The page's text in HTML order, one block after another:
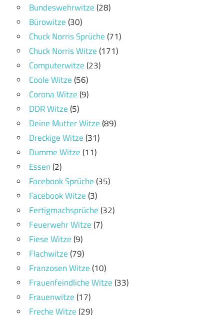
Bundeswehrwitze(28)
Bürowitze(30)
Chuck Norris Sprüche(71)
Chuck Norris Witze(171)
Computerwitze(23)
Coole Witze(56)
Corona Witze(9)
DDR Witze(5)
Deine Mutter Witze(89)
Dreckige Witze(31)
Dumme Witze(11)
Essen(2)
Facebook Sprüche(35)
Facebook Witze(3)
Fertigmachsprüche(32)
Feuerwehr Witze(7)
Fiese Witze(9)
Flachwitze(79)
Franzosen Witze(10)
Frauenfeindliche Witze(33)
Frauenwitze(17)
Freche Witze(29)